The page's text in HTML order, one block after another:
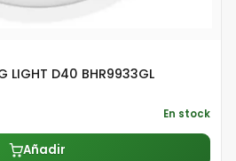
LIGHT D40 BHR9933GL
En stock
Añadir